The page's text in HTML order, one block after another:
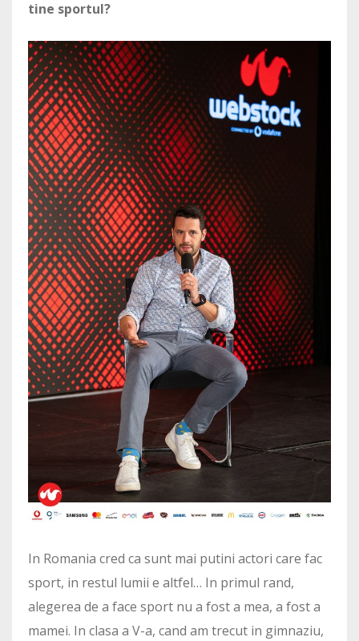
tine sportul?
In Romania cred ca sunt mai putini actori care fac
sport, in restul lumii e altfel… In primul rand,
alegerea de a face sport nu a fost a mea, a fost a
mamei. In clasa a V-a, cand am trecut in gimnaziu,